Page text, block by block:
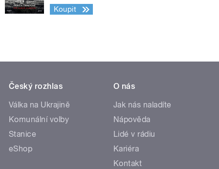
Koupit
Český rozhlas
Válka na Ukrajině
Komunální volby
Stanice
eShop
O nás
Jak nás naladíte
Nápověda
Lidé v rádiu
Kariéra
Kontakt